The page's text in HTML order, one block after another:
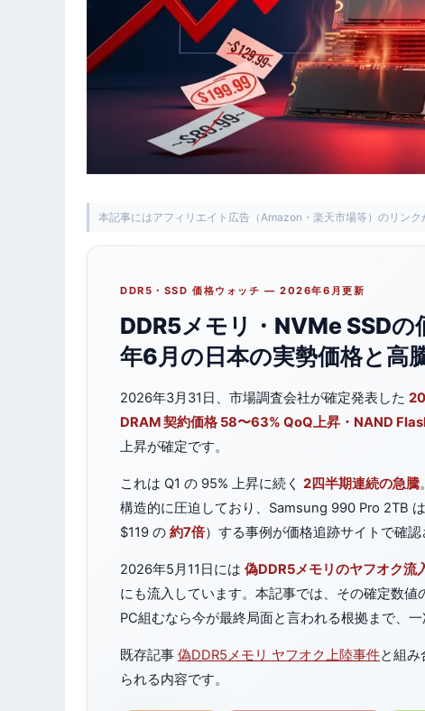
本記事にはアフィリエイト広告（Amazon・楽天市場等）のリンク
DDR5・SSD 価格ウォッチ — 2026年6月更新
DDR5メモリ・NVMe SSD
年6月の日本の実勢価格と高
2026年3月31日、市場調査会社が確定発表した
DRAM 契約価格 58〜63% QoQ上昇・NAND
上昇が確定です。
これは Q1 の 95% 上昇に続く 2四半期連続の急騰
構造的に圧迫しており、Samsung 990 Pro 2TB
$119 の 約7倍）する事例が価格追跡サイトで確認
2026年5月11日には 偽DDR5メモリのヤフオク流
にも流入しています。本記事では、その確定数
PC組むなら今が最終局面と言われる根拠まで、
既存記事 偽DDR5メモリ ヤフオク上陸事件と組み
られる内容です。